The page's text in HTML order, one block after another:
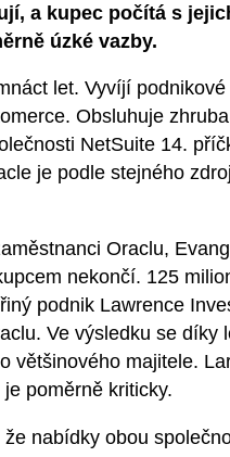
a kupec počítá s
úzké vazby.
let. Vyvíjí
Obsluhuje
NetSuite 14.
je podle stejného
Oraclu,
nekončí. 125
podnik Lawrence
Ve výsledku se díky
většinového majitele.
poměrně kriticky.
nabídky obou